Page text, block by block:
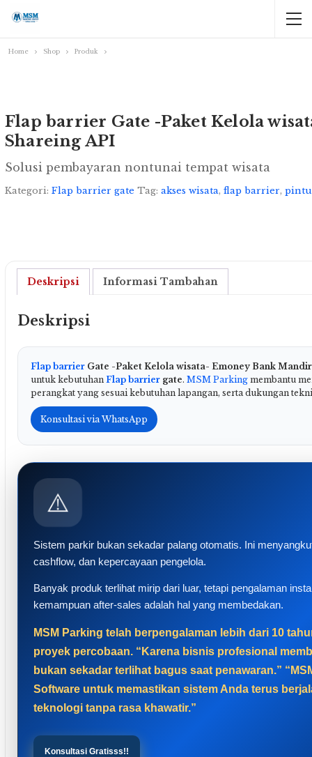
Home Shop Produk
Flap barrier Gate -Paket Kelola
Shareing API
Solusi pembayaran nontunai tempat wisata
Kategori: Flap barrier gate Tag: akses wisata, flap barrier, pintu
Deskripsi Informasi Tambahan
Deskripsi
Flap barrier Gate -Paket Kelola wisata- Emoney Bank
untuk kebutuhan Flap barrier gate. MSM Parking membantu
perangkat yang sesuai kebutuhan lapangan, serta dukungan
Konsultasi via WhatsApp
⚠️
Sistem parkir bukan sekadar palang otomatis. Ini
cashflow, dan kepercayaan pengelola.
Banyak produk terlihat mirip dari luar, tetapi pengalaman
kemampuan after-sales adalah hal yang membedakan.
MSM Parking telah berpengalaman lebih dari 10
proyek percobaan. “Karena bisnis profesional
bukan sekadar terlihat bagus saat penawaran.”
Software untuk memastikan sistem Anda terus
teknologi tanpa rasa khawatir.”
Konsultasi Gratisss!!